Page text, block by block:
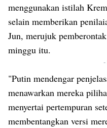
menggunakan istilah
selain memberikan
Jun, merujuk
minggu itu.
-
"Putin mendengar
menawarkan mereka
menyertai pertempuran
membentangkan versi